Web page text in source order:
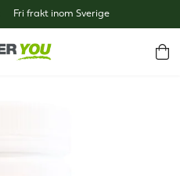
Fri frakt inom Sverige